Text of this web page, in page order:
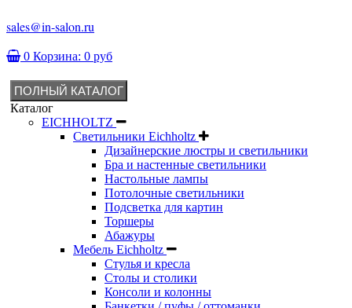
sales@in-salon.ru
0 Корзина: 0 руб
ПОЛНЫЙ КАТАЛОГ
Каталог
EICHHOLTZ
Светильники Eichholtz
Дизайнерские люстры и светильники
Бра и настенные светильники
Настольные лампы
Потолочные светильники
Подсветка для картин
Торшеры
Абажуры
Мебель Eichholtz
Стулья и кресла
Столы и столики
Консоли и колонны